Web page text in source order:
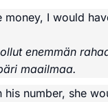
money, I would
enemmän
maailmaa.
his number, she